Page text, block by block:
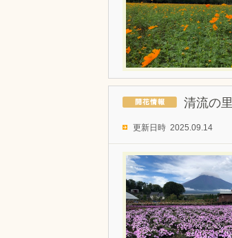
清流の
更新日時 2025.09.14